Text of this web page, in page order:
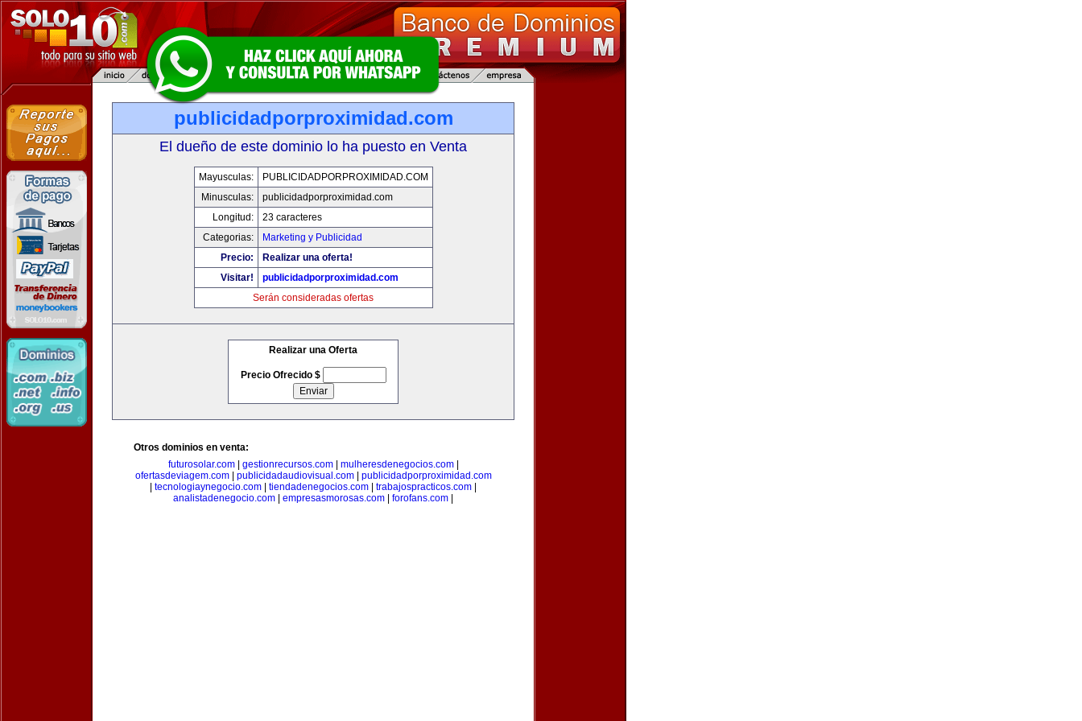
publicidadporproximidad.com
El dueño de este dominio lo ha puesto en Venta
Mayusculas:
PUBLICIDADPORPROXIMIDAD.COM
Minusculas:
publicidadporproximidad.com
Longitud:
23 caracteres
Categorias:
Marketing y Publicidad
Precio:
Realizar una oferta!
Visitar!
publicidadporproximidad.com
Serán consideradas ofertas
Realizar una Oferta
Precio Ofrecido $
Otros dominios en venta:
futurosolar.com| gestionrecursos.com| mulheresdenegocios.com|
ofertasdeviagem.com| publicidadaudiovisual.com| publicidadporproximidad.com
tecnologiaynegocio.com tiendadenegocios.com trabajospracticos.com
analistadenegocio.com
empresasmorosas.com forofans.com